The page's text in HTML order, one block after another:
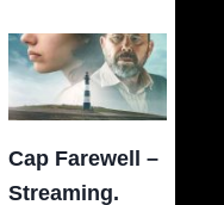
Cap Farewell –
Streaming.